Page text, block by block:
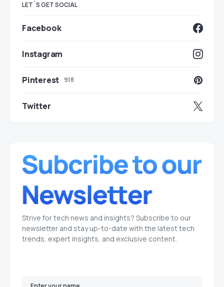
LET`S GET SOCIAL
Facebook
Instagram
Pinterest 918
Twitter
Strive for tech news and insights? Subscribe to our
newsletter and stay up-to-date with the latest tech
trends, expert insights, and exclusive content.